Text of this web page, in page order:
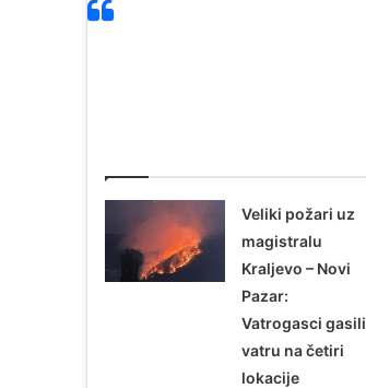
Veliki požari uz
magistralu
Kraljevo – Novi
Pazar:
Vatrogasci gasili
vatru na četiri
lokacije